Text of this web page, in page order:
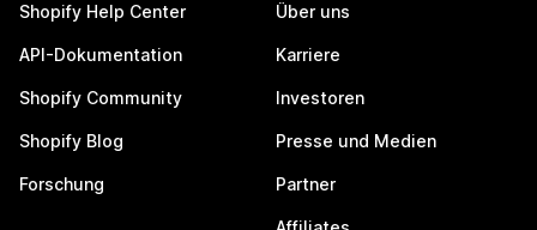
Shopify Help Center
API-Dokumentation
Shopify Community
Shopify Blog
Forschung
Über uns
Karriere
Investoren
Presse und Medien
Partner